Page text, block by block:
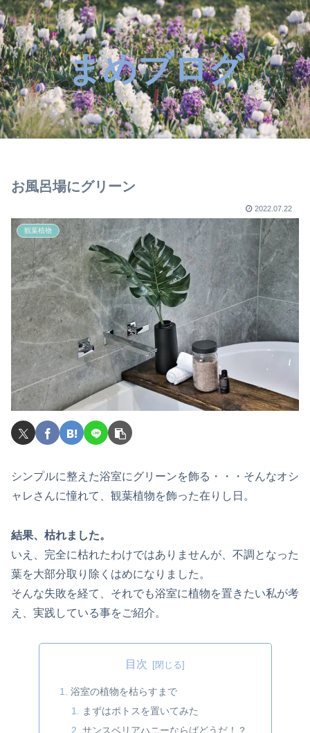
まめブログ
お風呂場にグリーン
2022.07.22
観葉植物
シンプルに整えた浴室にグリーンを飾る・・・そんなオシ
ャレさんに憧れて、観葉植物を飾った在りし日。
結果、枯れました。
いえ、完全に枯れたわけではありませんが、不調となった
葉を大部分取り除くはめになりました。
そんな失敗を経て、それでも浴室に植物を置きたい私が考
え、実践している事をご紹介。
目次
浴室の植物を枯らすまで
まずはポトスを置いてみた
サンスベリアハニーならばどうだ！？